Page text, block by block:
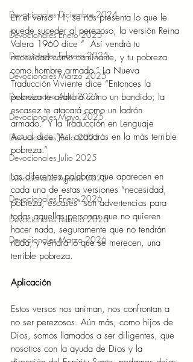
Devocionales Diciembre 2024
Devocionales Enero 2025
Devocionales Febrero 2025
Devocionales Marzo 2025
Devocionales Abril 2025
Devocionales Mayo 2025
Devocionales Junio 2025
Devocionales Julio 2025
Devocionales Agosto 2025
Devocionales Enero 2026
Devocionales Febrero 2026
Devocionales Marzo 2026
En el verso 11, se nos presenta lo que le
puede suceder al perezoso, la versión Reina
Valera 1960 dice “  Así vendrá tu
necesidad como caminante, y tu pobreza
como hombre armado.” La Nueva
Traducción Viviente dice “Entonces la
pobreza te asaltará como un bandido; la
escasez te atacará como un ladrón
armado.” Y la Traducción en Lenguaje
Actual dice “Así acabarás en la más terrible
pobreza.”
Las diferentes palabras que aparecen en
cada una de estas versiones “necesidad,
pobreza, escases” son advertencias para
todas aquellas personas que no quieren
hacer nada, seguramente que no tendrán
nada; y vendrá lo que se merecen, una
terrible pobreza.
Aplicación
Estos versos nos animan, nos confrontan a
no ser perezosos. Aún más, como hijos de
Dios, somos llamados a ser diligentes, que
nosotros con la ayuda de Dios y la